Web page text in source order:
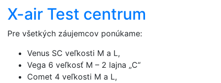
X-air Test centrum
Pre všetkých záujemcov ponúkame:
Venus SC veľkosti M a L,
Vega 6 veľkosť M – 2 lajna „C“
Comet 4 veľkosti M a L,